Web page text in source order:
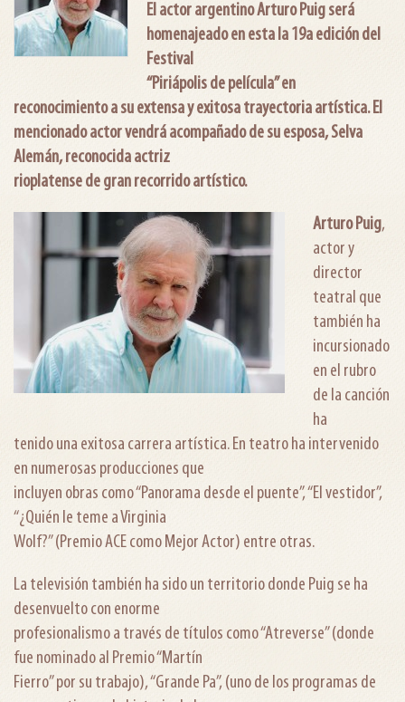
El actor argentino Arturo Puig será
homenajeado en esta la 19a edición del
Festival
“Piriápolis de película” en
reconocimiento a su extensa y exitosa trayectoria artística. El
mencionado actor vendrá acompañado de su esposa, Selva
Alemán, reconocida actriz
rioplatense de gran recorrido artístico.
Arturo Puig,
actor y
director
teatral que
también ha
incursionado
en el rubro
de la canción
ha
tenido una exitosa carrera artística. En teatro ha intervenido
en numerosas producciones que
incluyen obras como “Panorama desde el puente”, “El vestidor”,
“¿Quién le teme a Virginia
Wolf?” (Premio ACE como Mejor Actor) entre otras.
La televisión también ha sido un territorio donde Puig se ha
desenvuelto con enorme
profesionalismo a través de títulos como “Atreverse” (donde
fue nominado al Premio “Martín
Fierro” por su trabajo), “Grande Pa”, (uno de los programas de